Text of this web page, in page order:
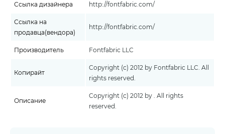
Ссылка дизайнера http://fontfabric.com/
Ссылка на
продавца(вендора)
http://fontfabric.com/
Производитель Fontfabric LLC
Копирайт
Copyright (c) 2012 by Fontfabric LLC. All
rights reserved.
Описание
Copyright (c) 2012 by . All rights
reserved.